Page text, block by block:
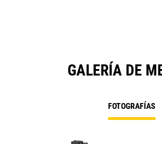
GALERÍA DE
FOTOGRAFÍAS